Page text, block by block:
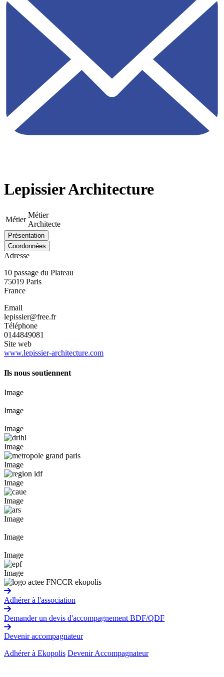
Lepissier Architecture
Métier
Métier
Architecte
Présentation
Coordonnées
Adresse
10 passage du Plateau
75019 Paris
France
Email
lepissier@free.fr
Téléphone
0144849081
Site web
www.lepissier-architecture.com
Ils nous soutiennent
Image
Image
Image
Image
Image
Image
Image
Image
Image
Image
Image
Adhérer à l'association
Demander un devis d'accompagnement BDF/QDF
Devenir accompagnateur
Adhérer à Ekopolis Devenir Accompagnateur